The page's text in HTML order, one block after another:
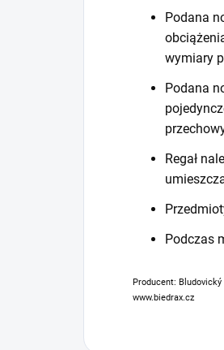
Podana
wymiary
Podana
Regał
Podczas
Producent:
www.biedrax.cz